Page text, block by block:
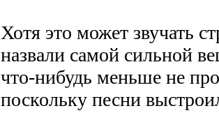
Хотя это может звучать
назвали самой сильной
что-нибудь меньше не
поскольку песни